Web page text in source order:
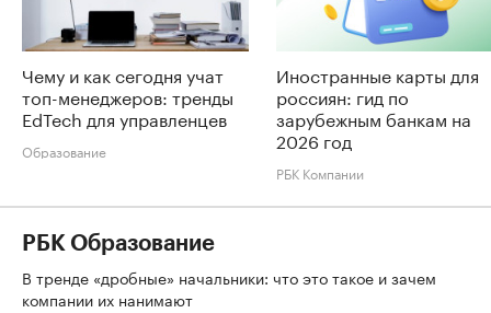
Чему и как сегодня учат
топ-менеджеров: тренды
EdTech для управленцев
Образование
Иностранные карты для
россиян: гид по
зарубежным банкам на
2026 год
РБК Компании
РБК Образование
В тренде «дробные» начальники: что это такое и зачем
компании их нанимают